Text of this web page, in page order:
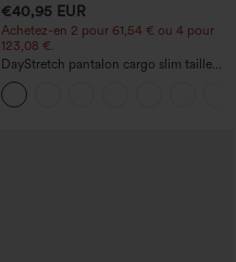
€40,95 EUR
Achetez-en 2 pour 61,54 € ou 4 pour
123,08 €.
DayStretch pantalon cargo slim taille
haute, poches zippées, uni